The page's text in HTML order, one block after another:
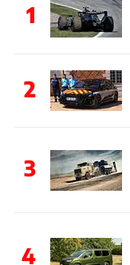
1
2
3
4